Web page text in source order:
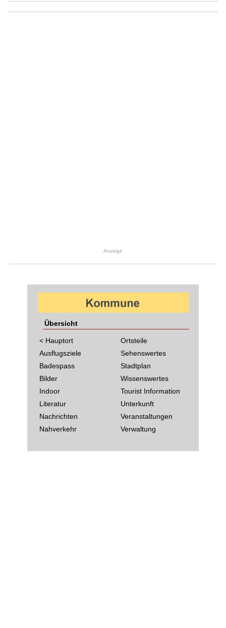
Anzeige
Übersicht
< Hauptort
Ausflugsziele
Badespass
Bilder
Indoor
Literatur
Nachrichten
Nahverkehr
Ortsteile
Sehenswertes
Stadtplan
Wissenswertes
Tourist Information
Unterkunft
Veranstaltungen
Verwaltung